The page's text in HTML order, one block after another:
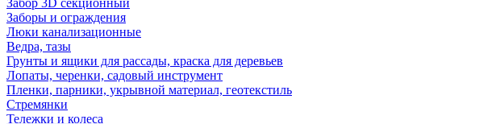
Забор 3D секционный
Заборы и ограждения
Люки канализационные
Ведра, тазы
Грунты и ящики для рассады, краска для деревьев
Лопаты, черенки, садовый инструмент
Пленки, парники, укрывной материал, геотекстиль
Стремянки
Тележки и колеса